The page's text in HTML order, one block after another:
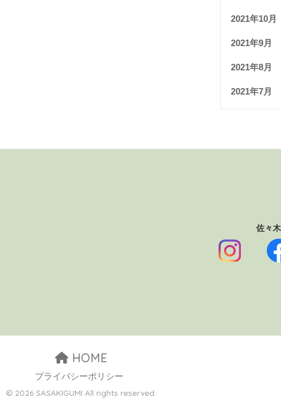
2021年10月
2021年9月
2021年8月
2021年7月
佐々木組
HOME
プライバシーポリシー
© 2026 SASAKIGUMI All rights reserved.